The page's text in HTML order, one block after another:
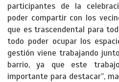
participantes de la
poder compartir con los
que es trascendental para
todo poder ocupar los
gestión viene trabajando
barrio, ya que este
importante para destacar”,